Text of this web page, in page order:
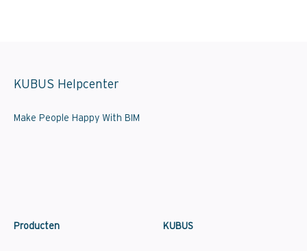
KUBUS Helpcenter
Make People Happy With BIM
Producten KUBUS